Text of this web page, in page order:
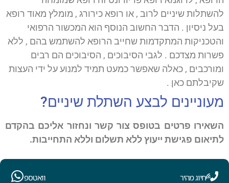
להשתלות שיניים לרוב , או רופא כירורג , מומלץ מאוד רופא
בעל ניסיון . הדבר החשוב הנוסף הוא המכשור הרפואי
והטכניקות המתקדמות שחייב הרופא להשתמש בהם , ללא
פשרות מצדכם . לגבי הסיבוכים , הסיבוכים הם רבים
ומורכבים , כאלה שאפשר כמעט תמיד למנוע על ידי העצות
שקיבלתם כאן .
מעוניינים לבצע השתלת שיניים?
השאירו פרטים בטופס צור קשר ונחזור אליכם בהקדם
לתיאום פגישת ייעוץ ללא תשלום וללא התחייבות.
חיוג מהיר וואטספ